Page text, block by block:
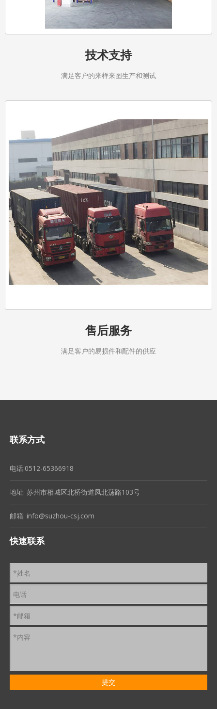
技术支持
满足客户的来样来图生产和测试
售后服务
满足客户的易损件和配件的供应
联系方式
电话:0512-65366918
地址: 苏州市相城区北桥街道凤北荡路103号
邮箱: info@suzhou-csj.com
快速联系